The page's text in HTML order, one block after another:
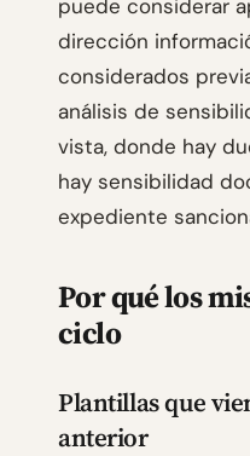
puede considerar
dirección
considerados
análisis de
vista, donde hay
hay sensibilidad
expediente
Por qué los
ciclo
Plantillas que
anterior